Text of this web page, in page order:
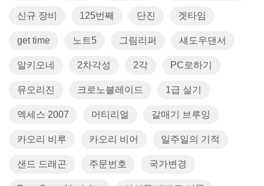
신규 장비 125번째 단진 겟타임
get time 노트5 그림리퍼 섀도우댄서
알키오네 2차각성 2각 PC로하기
뮤오리진 크로노블레이드 1급 실기
엑세스 2007 머티리얼 갈매기 브루잉
카오리 비루 카오리 비어 일주일의 기적
샌드 드래곤 주문번호 국가변경